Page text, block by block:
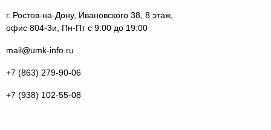
г. Ростов-на-Дону, Ивановского 38, 8 этаж,
офис 804-3и, Пн-Пт с 9:00 до 19:00
mail@umk-info.ru
+7 (863) 279-90-06
+7 (938) 102-55-08